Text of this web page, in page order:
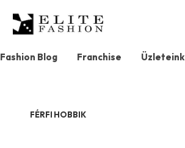
Fashion Blog Franchise Üzleteink
FÉRFI HOBBIK